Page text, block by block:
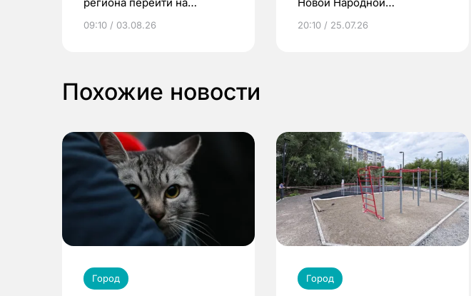
выиграть призы
09:10 / 03.08.26 20:10 / 25.07.26
Похожие новости
Город Город